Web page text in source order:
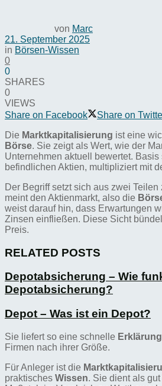
von Marc
21. September 2025
in Börsen-Wissen
0
0
SHARES
0
VIEWS
Share on Facebook
Share on
Die Marktkapitalisierung ist eine
Börse. Sie zeigt als Wert, wie der
Unternehmen aktuell bewertet.
befindlichen Aktien, multipliziert mit
Der Begriff setzt sich aus zwei Teilen
meint den Aktienmarkt, also die
weist darauf hin, dass Erwartungen
Zinsen einfließen. Diese Sicht
Preis.
RELATED POSTS
Depotabsicherung – Wie
Depotabsicherung?
Depot – Was ist ein Depot?
Sie liefert so eine schnelle Erklärung
Firmen nach ihrer Größe.
Für Anleger ist die
praktisches Wissen. Sie dient als